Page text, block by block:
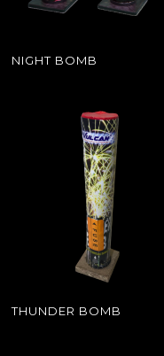
NIGHT BOMB
THUNDER BOMB